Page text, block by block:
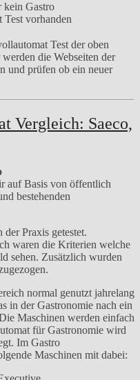
kein Gastro
vorhanden
Test der oben
die Webseiten der
und prüfen ob ein neuer
Vergleich: Saeco,
auf Basis von öffentlich
bestehenden
Praxis getestet.
waren die Kriterien welche
sehen. Zusätzlich wurden
normal genutzt jahrelang
in der Gastronomie nach ein
Maschinen werden einfach
für Gastronomie wird
Im Gastro
Maschinen mit dabei: